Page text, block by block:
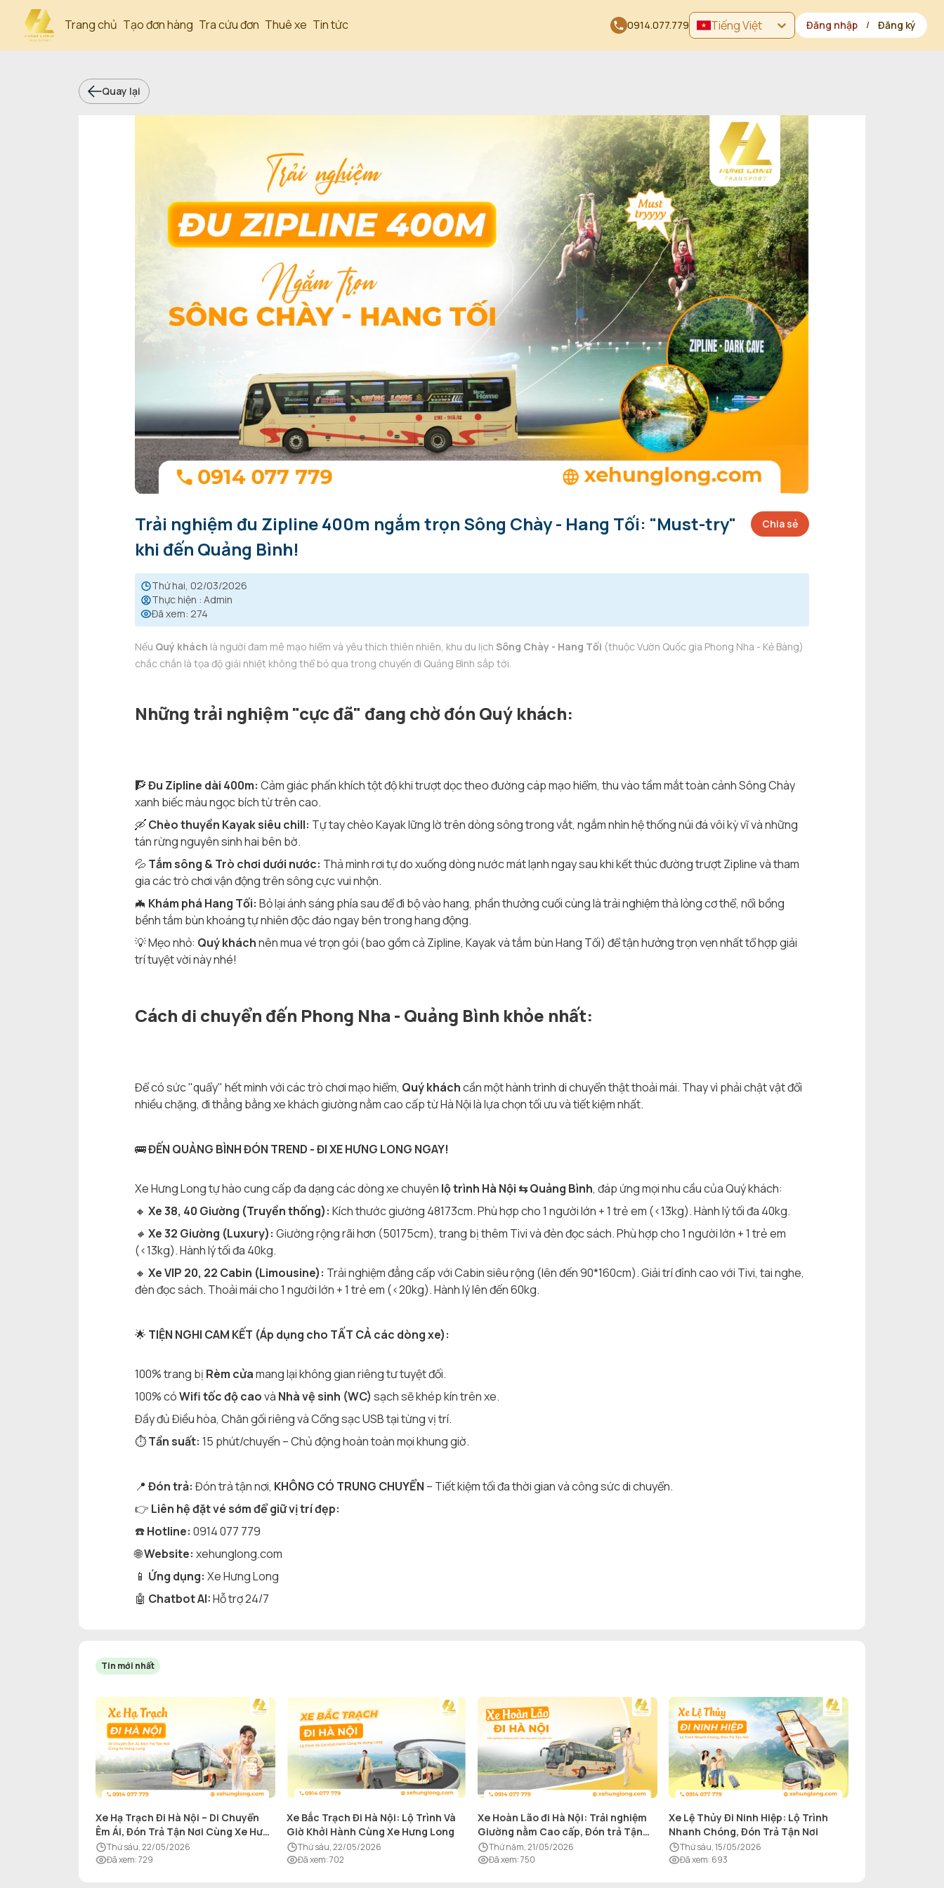
Trang chủ Tạo đơn hàng Tra cứu đơn Thuê xe Tin tức 0914.077.779 Tiếng Việt Đăng nhập / Đăng ký
Quay lại
Trải nghiệm đu Zipline 400m ngắm trọn Sông Chày - Hang Tối: "Must-try"
khi đến Quảng Bình!
Chia sẻ
thứ hai, 02/03/2026
Thực hiện : Admin
Đã xem: 274
Nếu Quý khách là người đam mê mạo hiểm và yêu thích thiên nhiên, khu du lịch Sông Chày - Hang Tối (thuộc Vườn Quốc gia Phong Nha - Kẻ Bàng)
chắc chắn là tọa độ giải nhiệt không thể bỏ qua trong chuyến đi Quảng Bình sắp tới.
Những trải nghiệm "cực đã" đang chờ đón Quý khách:
🧗Đu Zipline dài 400m: Cảm giác phấn khích tột độ khi trượt dọc theo đường cáp mạo hiểm, thu vào tầm mắt toàn cảnh Sông Chày
xanh biếc màu ngọc bích từ trên cao.
🛶Chèo thuyền Kayak siêu chill: Tự tay chèo Kayak lững lờ trên dòng sông trong vắt, ngắm nhìn hệ thống núi đá vôi kỳ vĩ và những
tán rừng nguyên sinh hai bên bờ.
💦 Tắm sông & Trò chơi dưới nước: Thả mình rơi tự do xuống dòng nước mát lạnh ngay sau khi kết thúc đường trượt Zipline và tham
gia các trò chơi vận động trên sông cực vui nhộn.
🦇 Khám phá Hang Tối: Bỏ lại ánh sáng phía sau để đi bộ vào hang, phần thưởng cuối cùng là trải nghiệm thả lỏng cơ thể, nổi bồng
bềnh tắm bùn khoáng tự nhiên độc đáo ngay bên trong hang động.
💡Mẹo nhỏ: Quý kháchnên mua vé trọn gói (bao gồm cả Zipline, Kayak và tắm bùn Hang Tối) để tận hưởng trọn vẹn nhất tổ hợp giải
trí tuyệt vời này nhé!
Cách di chuyển đến Phong Nha - Quảng Bình khỏe nhất:
Để có sức "quẩy" hết mình với các trò chơi mạo hiểm, Quý kháchcần một hành trình di chuyển thật thoải mái. Thay vì phải chật vật đổi
nhiều chặng, đi thẳng bằng xe khách giường nằm cao cấp từ Hà Nội là lựa chọn tối ưu và tiết kiệm nhất.
🚌ĐẾN QUẢNG BÌNH ĐÓN TREND - ĐI XE HƯNG LONG NGAY!
Xe Hưng Long tự hào cung cấp đa dạng các dòng xe chuyên lộ trình Hà Nội ⇆ Quảng Bình, đáp ứng mọi nhu cầu của Quý khách:
🔸 Xe 38, 40 Giường (Truyền thống): Kích thước giường 48173cm. Phù hợp cho 1 người lớn + 1 trẻ em (<13kg). Hành lý tối đa 40kg.
🔸 Xe 32 Giường (Luxury): Giường rộng rãi hơn (50175cm), trang bị thêm Tivi và đèn đọc sách. Phù hợp cho 1 người lớn + 1 trẻ em
(<13kg). Hành lý tối đa 40kg.
🔸 Xe VIP 20, 22 Cabin (Limousine): Trải nghiệm đẳng cấp với Cabin siêu rộng (lên đến 90*160cm). Giải trí đỉnh cao với Tivi, tai nghe,
đèn đọc sách. Thoải mái cho 1 người lớn + 1 trẻ em (<20kg). Hành lý lên đến 60kg.
🌟 TIỆN NGHI CAM KẾT (Áp dụng cho TẤT CẢ các dòng xe):
100% trang bị Rèm cửamang lại không gian riêng tư tuyệt đối.
100% cóWifi tốc độ caovà Nhà vệ sinh (WC) sạch sẽ khép kín trên xe.
Đầy đủ Điều hòa, Chăn gối riêng và Cổng sạc USB tại từng vị trí.
⏱Tần suất: 15 phút/chuyến – Chủ động hoàn toàn mọi khung giờ.
📍 Đón trả: Đón trả tận nơi, KHÔNG CÓ TRUNG CHUYỂN – Tiết kiệm tối đa thời gian và công sức di chuyển.
👉 Liên hệ đặt vé sớm để giữ vị trí đẹp:
☎️Hotline: 0914 077 779
🌐Website: xehunglong.com
📱 Ứng dụng: Xe Hưng Long
🤖 Chatbot AI:Hỗ trợ 24/7
Tin mới nhất
Xe Hạ Trạch Đi Hà Nội – Di Chuyển
Êm Ái, Đón Trả Tận Nơi Cùng Xe Hưng
Longthứ sáu, 22/05/2026
Đã xem:729
Xe Bắc Trạch Đi Hà Nội: Lộ Trình Và
Giờ Khởi Hành Cùng Xe Hưng Long
thứ sáu, 22/05/2026
Đã xem:702
Xe Hoàn Lão đi Hà Nội: Trải nghiệm
Giường nằm Cao cấp, Đón trả Tận
nơithứ năm, 21/05/2026
Đã xem:750
Xe Lệ Thủy Đi Ninh Hiệp: Lộ Trình
Nhanh Chóng, Đón Trả Tận Nơi
thứ sáu, 15/05/2026
Đã xem: 693